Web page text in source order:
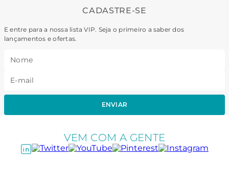
CADASTRE-SE
E entre para a nossa lista VIP. Seja o primeiro a saber dos
lançamentos e ofertas.
ENVIAR
VEM COM A GENTE